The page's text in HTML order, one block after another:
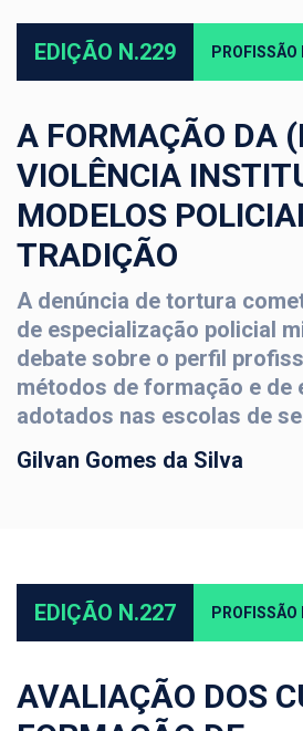
EDIÇÃO N.229
A FORMAÇÃO DA
VIOLÊNCIA
MODELOS
TRADIÇÃO
A denúncia de tortura
de especialização policial
debate sobre o perfil
métodos de formação e de
adotados nas escolas de
Gilvan Gomes da Silva
EDIÇÃO N.227
AVALIAÇÃO DOS